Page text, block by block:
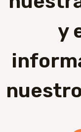
y